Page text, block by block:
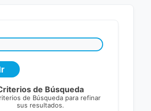
de Búsqueda
de Búsqueda para refinar
sus resultados.